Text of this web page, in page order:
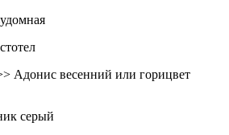
Адонис весенний или горицвет
серый